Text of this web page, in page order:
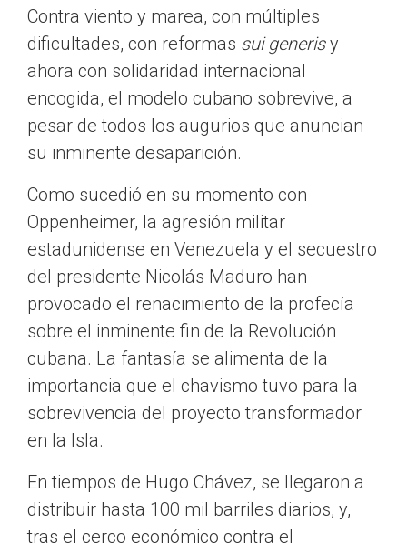
Contra viento y marea, con múltiples
dificultades, con reformas sui generisy
ahora con solidaridad internacional
encogida, el modelo cubano sobrevive, a
pesar de todos los augurios que anuncian
su inminente desaparición.
Como sucedió en su momento con
Oppenheimer, la agresión militar
estadunidense en Venezuela y el secuestro
del presidente Nicolás Maduro han
provocado el renacimiento de la profecía
sobre el inminente fin de la Revolución
cubana. La fantasía se alimenta de la
importancia que el chavismo tuvo para la
sobrevivencia del proyecto transformador
en la Isla.
En tiempos de Hugo Chávez, se llegaron a
distribuir hasta 100 mil barriles diarios, y,
tras el cerco económico contra el